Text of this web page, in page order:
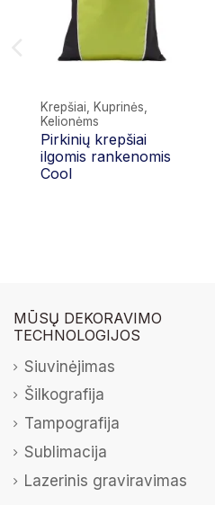
Krepšiai, Kuprinės,
Kelionėms
Pirkinių krepšiai
ilgomis rankenomis
Cool
MŪSŲ DEKORAVIMO
TECHNOLOGIJOS
Siuvinėjimas
Šilkografija
Tampografija
Sublimacija
Lazerinis graviravimas